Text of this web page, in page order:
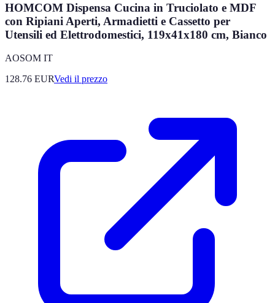
HOMCOM Dispensa Cucina in Truciolato e MDF
con Ripiani Aperti, Armadietti e Cassetto per
Utensili ed Elettrodomestici, 119x41x180 cm, Bianco
AOSOM IT
128.76 EURVedi il prezzo